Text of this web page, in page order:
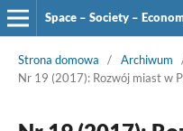
Space – Society –
Strona domowa / Archiwum
Nr 19 (2017): Rozwój miast w